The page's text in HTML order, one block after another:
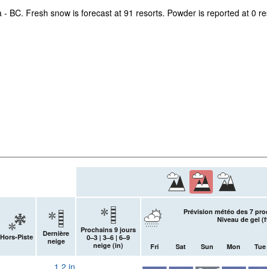
BC. Fresh snow is forecast at 91 resorts. Powder is reported at 0
Hors-Piste
Dernière
neige
Prochains 9 jours
0–3 | 3–6 | 6–9
neige (in)
Prévision météo des 7
Niveau de gel (
Fri Sat Sun Mon Tue